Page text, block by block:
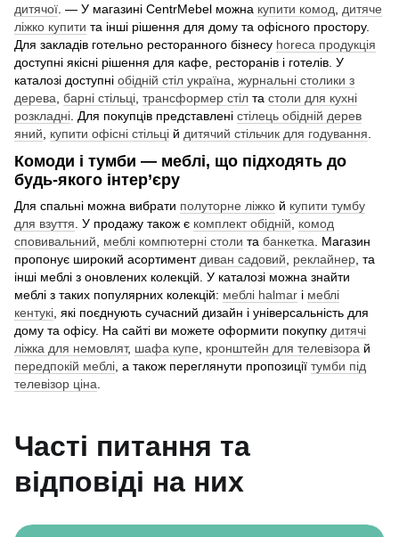
дитячої . — У магазині CentrMebel можна купити комод
дитяче
ліжко купити та інші рішення для дому та офісного простору.
Для закладів готельно ресторанного бізнесу horeca продукція
доступні якісні рішення для кафе, ресторанів і готелів. У
каталозі доступні обідній стіл україна журнальні столики з
дерева барні стільці трансформер стіл та столи для кухні
розкладні . Для покупців представлені стілець обідній дерев
яний
купити офісні стільці й дитячий стільчик для годування
Комоди і тумби — меблі, що підходять до
будь-якого інтер’єру
Для спальні можна вибрати полуторне ліжко й купити тумбу
для взуття . У продажу також є комплект обідній
комод
сповивальний
меблі компютерні столи та банкетка . Магазин
пропонує широкий асортимент диван садовий реклайнер , та
інші меблі з оновлених колекцій. У каталозі можна знайти
меблі з таких популярних колекцій: меблі halmar і меблі
кентукі , які поєднують сучасний дизайн і універсальність для
дому та офісу. На сайті ви можете оформити покупку дитячі
ліжка для немовлят, шафа купе кронштейн для телевізора й
передпокій меблі , а також переглянути пропозиції тумби під
телевізор ціна
Часті питання та
відповіді на них